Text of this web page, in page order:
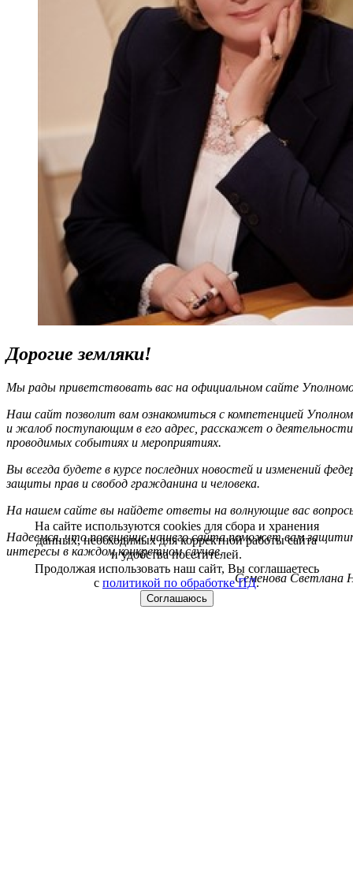
Дорогие земляки!
Мы рады приветствовать вас на официальном сайте
Наш сайт позволит вам ознакомиться с компетенцией
и жалоб поступающим в его адрес, расскажет о
проводимых событиях и мероприятиях.
Вы всегда будете в курсе последних новостей и изменений
защиты прав и свобод гражданина и человека.
На нашем сайте вы найдете ответы на волнующие вас
Надеемся, что посещение нашего сайта поможет вам
интересы в каждом конкретном случае.
Семенова Светлана
На сайте используются cookies для сбора и хранения
данных, необходимых для корректной работы сайта
и удобства посетителей.
Продолжая использовать наш сайт, Вы соглашаетесь
с политикой по обработке ПД.
Соглашаюсь